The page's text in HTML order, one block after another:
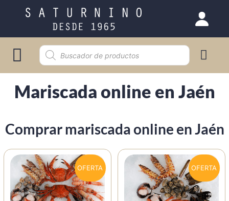
Mariscada online en Jaén
Comprar mariscada online en Jaén
OFERTA OFERTA